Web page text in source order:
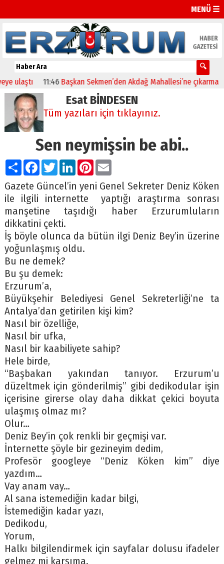
MENÜ ☰
11:46 Başkan Sekmen’den Akdağ Mahallesi’ne çıkarma
Esat BİNDESEN
Tüm yazıları için tıklayınız.
Sen neymişsin be abi..
PaylaşFacebook
TwitterLinkedIn
Pinterest
Email
Gazete Güncel’in yeni Genel Sekreter Deniz Köken
ile ilgili internette yaptığı araştırma sonrası
manşetine taşıdığı haber Erzurumluların
dikkatini çekti.
İş böyle olunca da bütün ilgi Deniz Bey’in üzerine
yoğunlaşmış oldu.
Bu ne demek?
Bu şu demek:
Erzurum’a,
Büyükşehir Belediyesi Genel Sekreterliği’ne ta
Antalya’dan getirilen kişi kim?
Nasıl bir özelliğe,
Nasıl bir ufka,
Nasıl bir kaabiliyete sahip?
Hele birde,
“Başbakan yakından tanıyor. Erzurum’u
düzeltmek için gönderilmiş” gibi dedikodular işin
içerisine girerse olay daha dikkat çekici boyuta
ulaşmış olmaz mı?
Olur…
Deniz Bey’in çok renkli bir geçmişi var.
İnternette şöyle bir gezineyim dedim,
Profesör googleye “Deniz Köken kim” diye
yazdım…
Vay anam vay…
Al sana istemediğin kadar bilgi,
İstemediğin kadar yazı,
Dedikodu,
Yorum,
Halkı bilgilendirmek için sayfalar dolusu ifadeler
gelmez mi karşıma.